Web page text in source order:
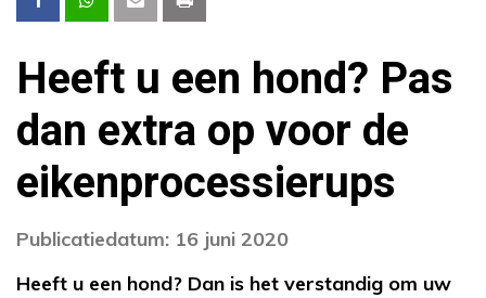
Heeft u een hond? Pas
dan extra op voor de
eikenprocessierups
Publicatiedatum: 16 juni 2020
Heeft u een hond? Dan is het verstandig om uw